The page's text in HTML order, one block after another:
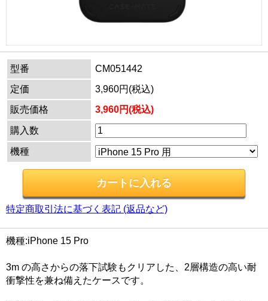
型番
CM051442
定価
3,960円(税込)
販売価格
3,960円(税込)
購入数
機種
特定商取引法に基づく表記 (返品など)
機種:iPhone 15 Pro
3m の高さからの落下試験もクリアした、2層構造の高い耐
衝撃性を兼ね備えたケースです。